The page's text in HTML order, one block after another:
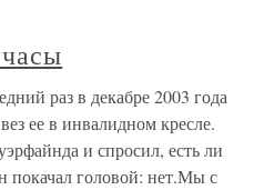
раз в декабре 2003 года
ее в инвалидном кресле.
и спросил, есть ли
головой: нет.Мы с